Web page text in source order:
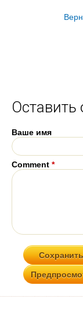
Оставить
Ваше имя
Comment *